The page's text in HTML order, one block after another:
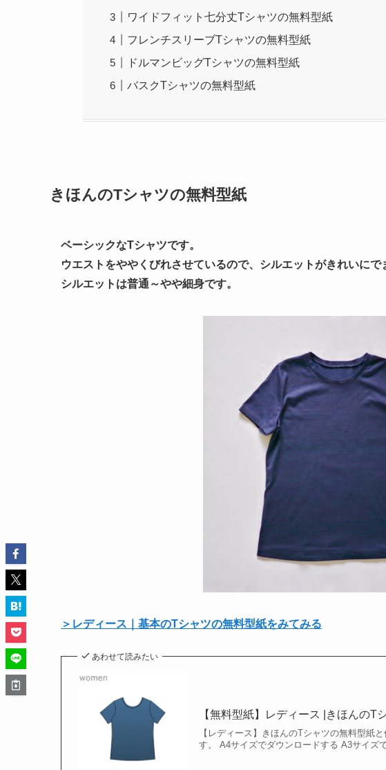
ワイドフィット七分丈Tシャツの無料型紙
フレンチスリーブTシャツの無料型紙
ドルマンビッグTシャツの無料型紙
バスクTシャツの無料型紙
きほんのTシャツの無料型紙
ベーシックなTシャツです。
ウエストをややくびれさせているので、シルエットがきれいにで
シルエットは普通～やや細身です。
＞レディース｜基本のTシャツの無料型紙をみてみる
あわせて読みたい
【無料型紙】レディース |きほんのT
【レディース】きほんのTシャツの無料型紙
す。 A4サイズでダウンロードする A3サイズ